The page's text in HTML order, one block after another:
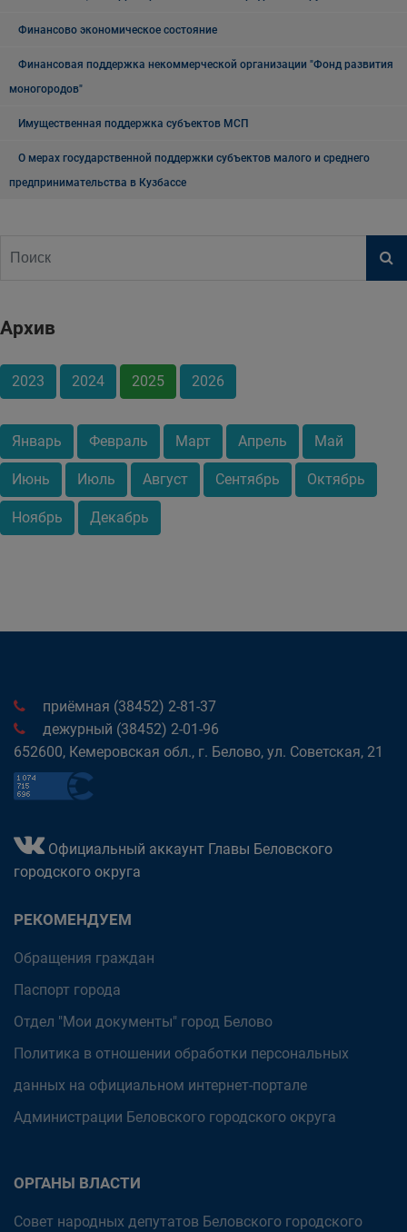
Финансово экономическое состояние
Финансовая поддержка некоммерческой организации "Фонд развития
моногородов"
Имущественная поддержка субъектов МСП
О мерах государственной поддержки субъектов малого и среднего
предпринимательства в Кузбассе
Архив
2023 2024 2025 2026
Январь Февраль Март Апрель Май
Июнь Июль Август Сентябрь Октябрь
Ноябрь Декабрь
приёмная (38452) 2-81-37
дежурный (38452) 2-01-96
652600, Кемеровская обл., г. Белово, ул. Советская, 21
Официальный аккаунт Главы Беловского
городского округа
РЕКОМЕНДУЕМ
Обращения граждан
Паспорт города
Отдел "Мои документы" город Белово
Политика в отношении обработки персональных
данных на официальном интернет-портале
Администрации Беловского городского округа
ОРГАНЫ ВЛАСТИ
Совет народных депутатов Беловского городского